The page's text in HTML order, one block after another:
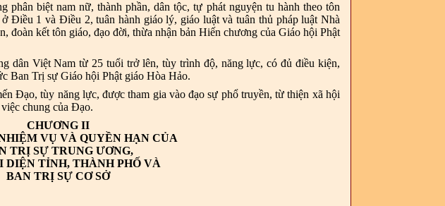
biệt nam nữ, thành phần, dân tộc, tự phát nguyện tu hành theo tôn
Điều 1 và Điều 2, tuân hành giáo lý, giáo luật và tuân thủ pháp luật Nhà
đoàn kết tôn giáo, đạo đời, thừa nhận bản Hiến chương của Giáo hội Phật
dân Việt Nam từ 25 tuổi trở lên, tùy trình độ, năng lực, có đủ điều kiện,
Ban Trị sự Giáo hội Phật giáo Hòa Hảo.
Đạo, tùy năng lực, được tham gia vào đạo sự phổ truyền, từ thiện xã hội
chung của Đạo.
CHƯƠNG II
VỤ VÀ QUYỀN HẠN CỦA
TRỊ SỰ TRUNG ƯƠNG,
DIỆN TỈNH, THÀNH PHỐ VÀ
BAN TRỊ SỰ CƠ SỞ